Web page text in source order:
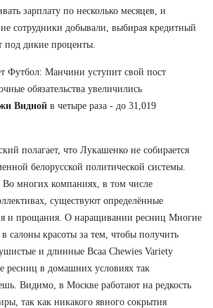
зарплату по несколько месяцев, и
сотрудники добывали, выбирая кредитный
под дикие проценты.
Футбол: Манчини уступит свой пост
обязательства увеличились
Видной в четыре раза - до 31,019
полагает, что Лукашенко не собирается
белорусской политической системы.
многих компаниях, в том числе
существуют определённые
и прощания. О наращивании ресниц Многие
салоны красоты за тем, чтобы получить
и длинные Bcaa Chewies Variety
ресниц в домашних условиях так
Видимо, в Москве работают на редкость
так как никакого явного сокрытия